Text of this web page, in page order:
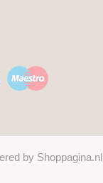
by Shoppagina.nl